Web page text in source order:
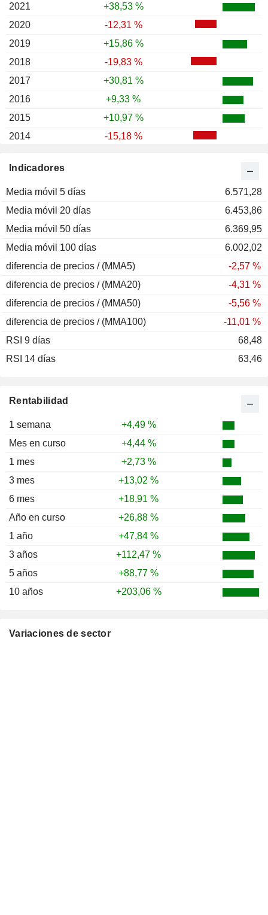
Rentabilidad
1 semana
+4,49 %
Mes en curso
+4,44 %
1 mes
+2,73 %
3 mes
+13,02 %
6 mes
+18,91 %
Año en curso
+26,88 %
1 año
+47,84 %
3 años
+112,47 %
5 años
+88,77 %
10 años
+203,06 %
Indicadores
Media móvil 5 días
6.571,28
Media móvil 20 días
6.453,86
Media móvil 50 días
6.369,95
Media móvil 100 días
6.002,02
diferencia de precios / (MMA5)
-2,57 %
diferencia de precios / (MMA20)
-4,31 %
diferencia de precios / (MMA50)
-5,56 %
diferencia de precios / (MMA100)
-11,01 %
RSI 9 días
68,48
RSI 14 días
63,46
Variaciones de sector
2021
+38,53 %
2020
-12,31 %
2019
+15,86 %
2018
-19,83 %
2017
+30,81 %
2016
+9,33 %
2015
+10,97 %
2014
-15,18 %
2012
2011
2010
2009
2008
2007
+1,11 %
2006
+21,72 %
2005
+50,82 %
2004
+57,36 %
2003
2002
2000